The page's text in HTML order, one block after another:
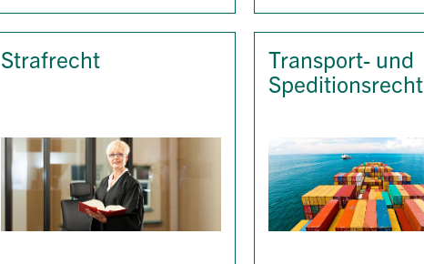
Strafrecht
Transport- und
Speditionsrecht